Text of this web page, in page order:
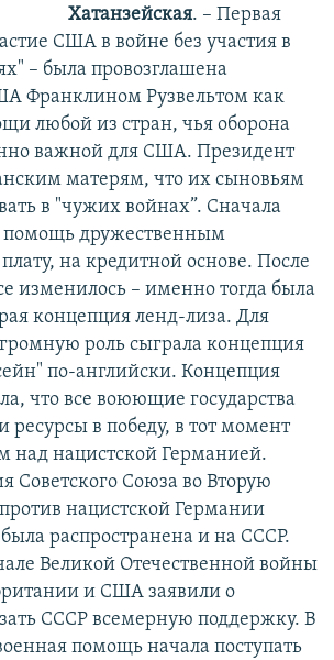
Хатанзейская. – Первая
США в войне без участия в
– была провозглашена
Франклином Рузвельтом как
любой из стран, чья оборона
важной для США. Президент
матерям, что их сыновьям
в "чужих войнах”. Сначала
дружественным
на кредитной основе. После
изменилось – именно тогда была
концепция ленд-лиза. Для
роль сыграла концепция
по-английски. Концепция
что все воюющие государства
ресурсы в победу, в тот момент
над нацистской Германией.
Советского Союза во Вторую
нацистской Германии
распространена и на СССР.
Великой Отечественной войны
и США заявили о
СССР всемерную поддержку. В
помощь начала поступать